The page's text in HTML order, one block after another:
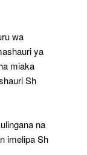
wa
ya
miaka
Sh
na
imelipa Sh